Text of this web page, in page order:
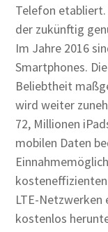
Telefon etabliert.
der zukünftig
Im Jahre 2016
Smartphones.
Beliebtheit
wird weiter
72, Millionen
mobilen Daten
kosteneffizienten
LTE-Netzwerken
kostenlos